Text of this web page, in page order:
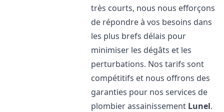
très courts, nous nous efforçons
de répondre à vos besoins dans
les plus brefs délais pour
minimiser les dégâts et les
perturbations. Nos tarifs sont
compétitifs et nous offrons des
garanties pour nos services de
plombier assainissement Lunel.